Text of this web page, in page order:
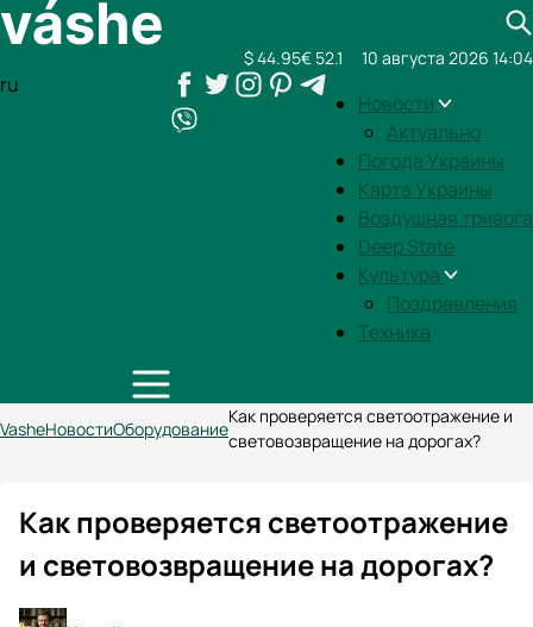
ru
Новости
Актуально
Погода Украины
Карта Украины
Воздушная тривога
Deep State
Культура
Поздравления
Техника
$ 44.95€ 52.1 10 августа 2026 14:04
VasheНовостиОборудование
Как проверяется светоотражение и
световозвращение на дорогах?
Как проверяется светоотражение
и световозвращение на дорогах?